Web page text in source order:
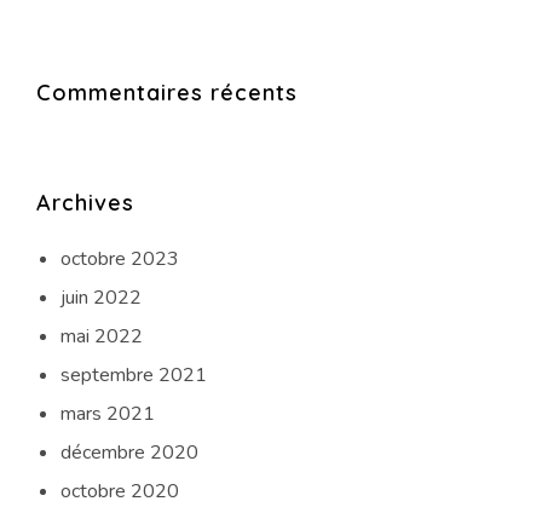
Commentaires récents
Archives
octobre 2023
juin 2022
mai 2022
septembre 2021
mars 2021
décembre 2020
octobre 2020